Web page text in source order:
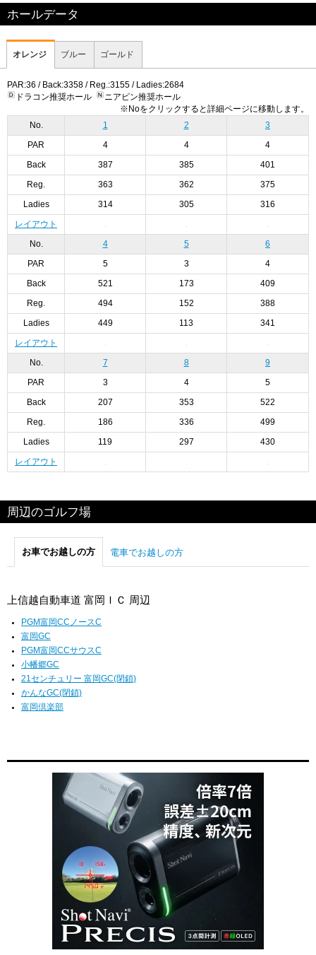
ホールデータ
オレンジ ブルー ゴールド
PAR:36 / Back:3358 / Reg.:3155 / Ladies:2684
ドラコン推奨ホール
ニアピン推奨ホール
※Noをクリックすると詳細ページに移動します。
No.
1 2 3
PAR 4 4 4
Back 387 385 401
Reg. 363 362 375
Ladies 314 305 316
レイアウト
No. 4 5 6
PAR 5 3 4
Back 521 173 409
Reg. 494 152 388
Ladies 449 113 341
レイアウト
No. 7 8 9
PAR 3 4 5
Back 207 353 522
Reg. 186 336 499
Ladies 119 297 430
レイアウト
周辺のゴルフ場
お車でお越しの方 電車でお越しの方
上信越自動車道 富岡ＩＣ 周辺
PGM富岡CCノースC
富岡GC
PGM富岡CCサウスC
小幡郷GC
21センチュリー 富岡GC(閉鎖)
かんなGC(閉鎖)
富岡倶楽部